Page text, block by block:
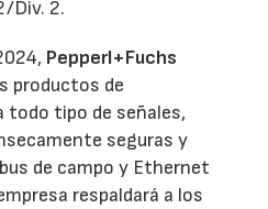
Div. 2.
Pepperl+Fuchs
productos de
tipo de señales,
seguras y
de campo y Ethernet
respaldará a los